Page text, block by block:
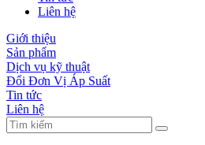
Liên hệ
Giới thiệu
Sản phẩm
Dịch vụ kỹ thuật
Đổi Đơn Vị Áp Suất
Tin tức
Liên hệ